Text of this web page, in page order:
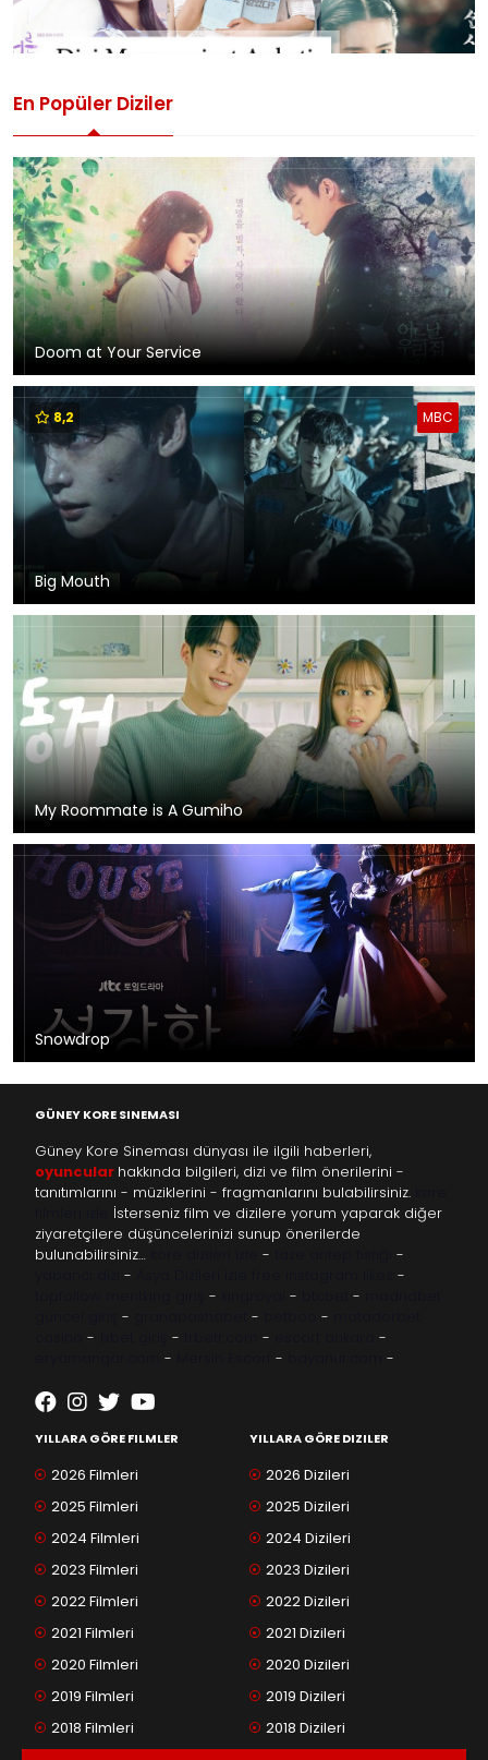
En Popüler Diziler
Doom at Your Service
MBC
8,2
Big Mouth
My Roommate is A Gumiho
Snowdrop
GÜNEY KORE SINEMASI
Güney Kore Sineması dünyası ile ilgili haberleri,
oyuncular hakkında bilgileri, dizi ve film önerilerini -
tanıtımlarını - müziklerini - fragmanlarını bulabilirsiniz.
İsterseniz film ve dizilere yorum yaparak diğer
ziyaretçilere düşüncelerinizi sunup önerilerde
bulunabilirsiniz…
-
-
-
-
- - -
- - -
- - -
-
- - -
YILLARA GÖRE FILMLER
2026 Filmleri
2025 Filmleri
2024 Filmleri
2023 Filmleri
2022 Filmleri
2021 Filmleri
2020 Filmleri
2019 Filmleri
2018 Filmleri
YILLARA GÖRE DIZILER
2026 Dizileri
2025 Dizileri
2024 Dizileri
2023 Dizileri
2022 Dizileri
2021 Dizileri
2020 Dizileri
2019 Dizileri
2018 Dizileri